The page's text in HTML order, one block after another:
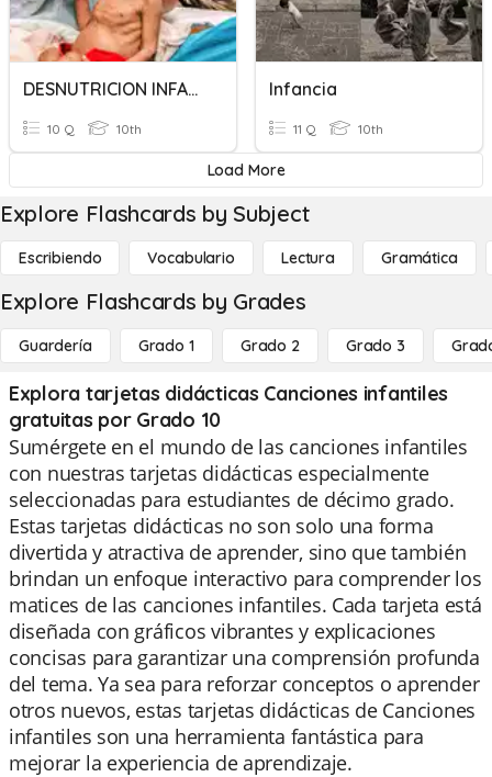
DESNUTRICION INFANTIL
10 Q 10th
Infancia
11 Q 10th
Load More
Explore Flashcards by Subject
Escribiendo Vocabulario Lectura Gramática
Explore Flashcards by Grades
Guardería Grado 1 Grado 2 Grado 3
Explora tarjetas didácticas Canciones infantiles
gratuitas por Grado 10
Sumérgete en el mundo de las canciones infantiles
con nuestras tarjetas didácticas especialmente
seleccionadas para estudiantes de décimo grado.
Estas tarjetas didácticas no son solo una forma
divertida y atractiva de aprender, sino que también
brindan un enfoque interactivo para comprender los
matices de las canciones infantiles. Cada tarjeta está
diseñada con gráficos vibrantes y explicaciones
concisas para garantizar una comprensión profunda
del tema. Ya sea para reforzar conceptos o aprender
otros nuevos, estas tarjetas didácticas de Canciones
infantiles son una herramienta fantástica para
mejorar la experiencia de aprendizaje.